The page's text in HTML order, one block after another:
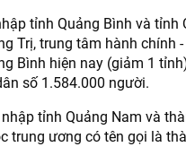
tỉnh Quảng Bình và
Trị, trung tâm hành chính
Bình hiện nay (giảm 1
số 1.584.000 người.
tỉnh Quảng Nam và
trung ương có tên gọi là